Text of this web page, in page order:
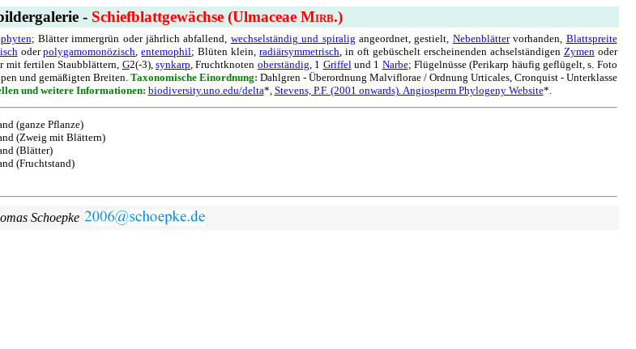
- Schiefblattgewächse (Ulmaceae MIRB.)
; Blätter immergrün oder jährlich abfallend, wechselständig und spiralig angeordnet, gestielt, Nebenblättervorhanden, Blattspreite
oderpolygamomonözisch,entemophil; Blüten klein,radiärsymmetrisch, in oft gebüschelt erscheinenden achselständigen Zymenoder
mit fertilen Staubblättern, G2(-3),synkarp, Fruchtknoten oberständig, 1 Griffelund 1 Narbe; Flügelnüsse (Perikarp häufig geflügelt, s. Foto
und gemäßigten Breiten.Taxonomische Einordnung: Dahlgren - Überordnung Malviflorae / Ordnung Urticales, Cronquist - Unterklasse
und weitere Informationen: biodiversity.uno.edu/delta*, Stevens, P.F. (2001 onwards). Angiosperm Phylogeny Website*.
(ganze Pflanze)
(Zweig mit Blättern)
(Blätter)
(Fruchtstand)
Schoepke